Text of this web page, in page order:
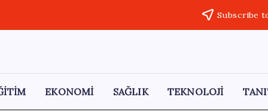
Subscribe
EKONOMİ SAĞLIK TEKNOLOJİ